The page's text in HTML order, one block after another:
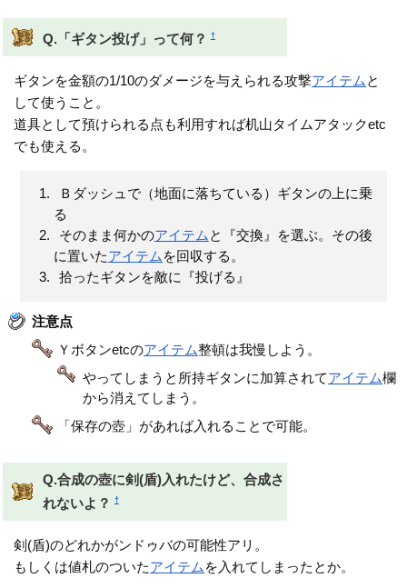
Q.「ギタン投げ」って何？ †
ギタンを金額の1/10のダメージを与えられる攻撃アイテム と
して使うこと。
道具として預けられる点も利用すれば机山タイムアタックetc
でも使える。
Ｂダッシュで（地面に落ちている）ギタンの上に乗
る
そのまま何かのアイテムと『交換』を選ぶ。その後
に置いたアイテムを回収する。
拾ったギタンを敵に『投げる』
注意点
Ｙボタンetcのアイテム整頓は我慢しよう。
やってしまうと所持ギタンに加算されてアイテム欄
から消えてしまう。
「保存の壺」があれば入れることで可能。
Q.合成の壺に剣(盾)入れたけど、合成さ
れないよ？
†
剣(盾)のどれかがンドゥバの可能性アリ。
もしくは値札のついたアイテム を入れてしまったとか。